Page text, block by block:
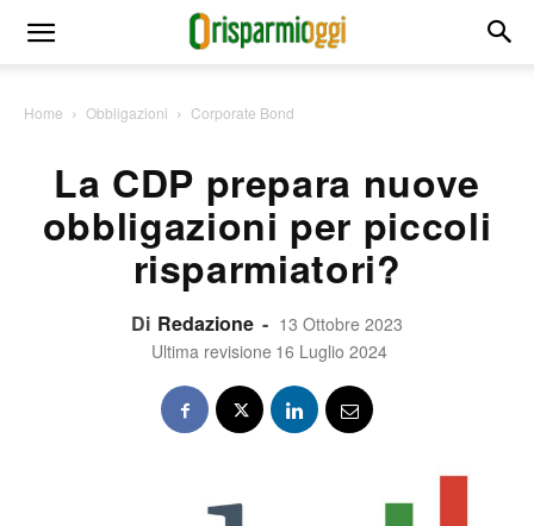
Home Obbligazioni Corporate Bond
La CDP prepara nuove
obbligazioni per piccoli
risparmiatori?
Di Redazione - 13 Ottobre 2023
Ultima revisione 16 Luglio 2024